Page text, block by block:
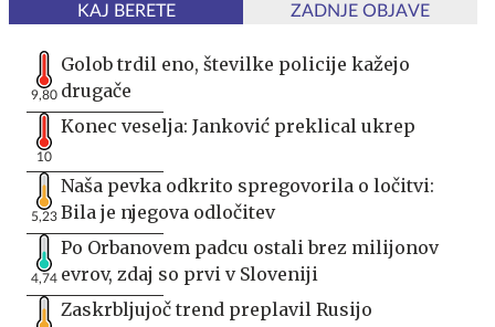
KAJ BERETE ZADNJE OBJAVE
9,80
Golob trdil eno, številke policije kažejo
drugače
10
Konec veselja: Janković preklical ukrep
5,23
Naša pevka odkrito spregovorila o ločitvi:
Bila je njegova odločitev
4,74
Po Orbanovem padcu ostali brez milijonov
evrov, zdaj so prvi v Sloveniji
Zaskrbljujoč trend preplavil Rusijo